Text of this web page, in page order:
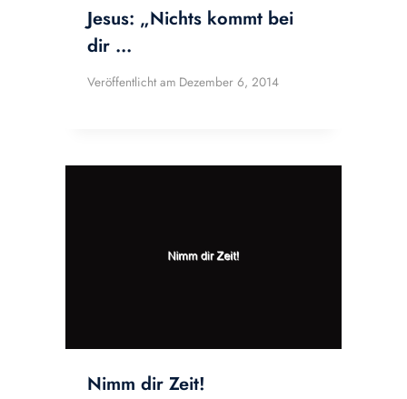
Jesus: „Nichts kommt bei
dir …
Veröffentlicht am Dezember 6, 2014
Nimm dir Zeit!